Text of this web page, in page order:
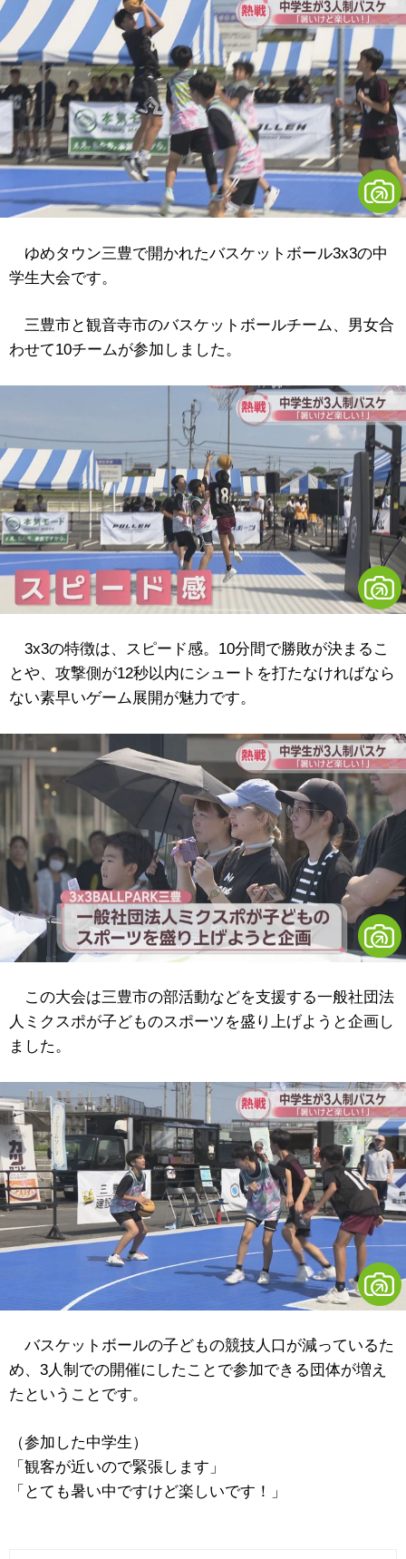
ゆめタウン三豊で開かれたバスケットボール3x3の中
学生大会です。
三豊市と観音寺市のバスケットボールチーム、男女合
わせて10チームが参加しました。
3x3の特徴は、スピード感。10分間で勝敗が決まるこ
とや、攻撃側が12秒以内にシュートを打たなければなら
ない素早いゲーム展開が魅力です。
この大会は三豊市の部活動などを支援する一般社団法
人ミクスポが子どものスポーツを盛り上げようと企画し
ました。
バスケットボールの子どもの競技人口が減っているた
め、3人制での開催にしたことで参加できる団体が増え
たということです。
（参加した中学生）
「観客が近いので緊張します」
「とても暑い中ですけど楽しいです！」